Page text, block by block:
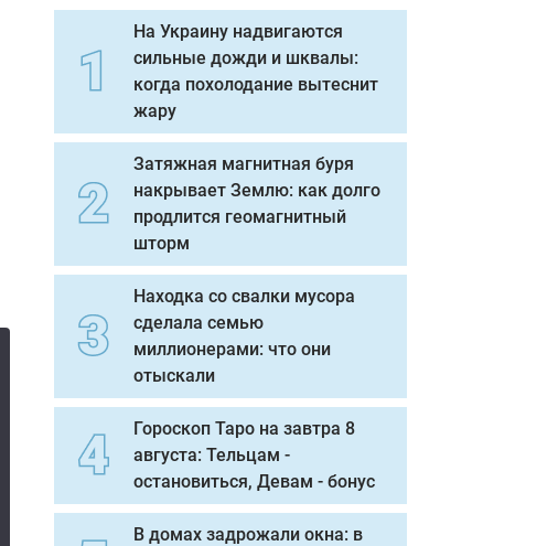
На Украину надвигаются
сильные дожди и шквалы:
когда похолодание вытеснит
жару
Затяжная магнитная буря
накрывает Землю: как долго
продлится геомагнитный
шторм
Находка со свалки мусора
сделала семью
миллионерами: что они
отыскали
Гороскоп Таро на завтра 8
августа: Тельцам -
остановиться, Девам - бонус
В домах задрожали окна: в